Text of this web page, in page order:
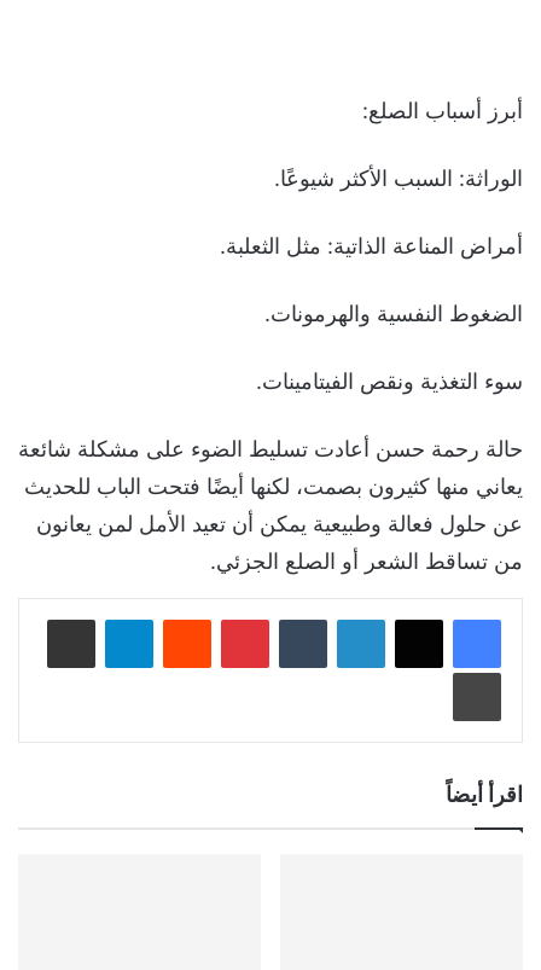
أبرز أسباب الصلع:
الوراثة: السبب الأكثر شيوعًا.
أمراض المناعة الذاتية: مثل الثعلبة.
الضغوط النفسية والهرمونات.
سوء التغذية ونقص الفيتامينات.
حالة رحمة حسن أعادت تسليط الضوء على مشكلة شائعة
يعاني منها كثيرون بصمت، لكنها أيضًا فتحت الباب للحديث
عن حلول فعالة وطبيعية يمكن أن تعيد الأمل لمن يعانون
من تساقط الشعر أو الصلع الجزئي.
لينكدإن بينتيريست
اقرأ أيضاً